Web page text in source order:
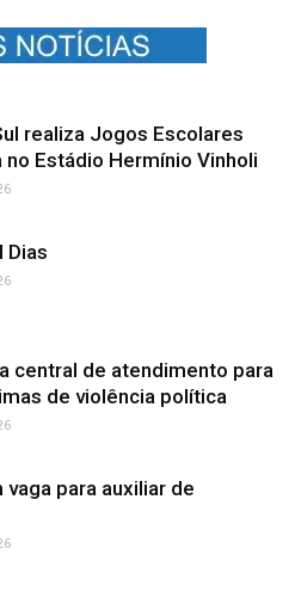
realiza Jogos Escolares
no Estádio Hermínio Vinholi
Dias
central de atendimento para
de violência política
para auxiliar de